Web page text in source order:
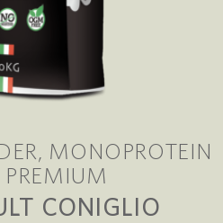
MONOPROTEIN
PREMIUM
CONIGLIO